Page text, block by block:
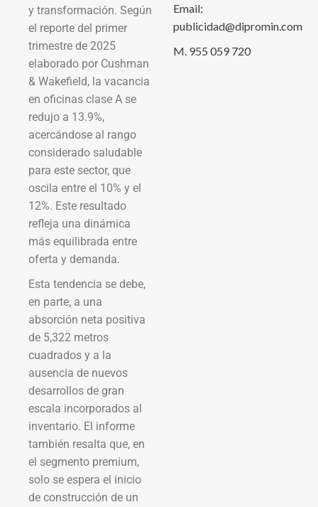
y transformación. Según
el reporte del primer
trimestre de 2025
elaborado por Cushman
& Wakefield, la vacancia
en oficinas clase A se
redujo a 13.9%,
acercándose al rango
considerado saludable
para este sector, que
oscila entre el 10% y el
12%. Este resultado
refleja una dinámica
más equilibrada entre
oferta y demanda.
Esta tendencia se debe,
en parte, a una
absorción neta positiva
de 5,322 metros
cuadrados y a la
ausencia de nuevos
desarrollos de gran
escala incorporados al
inventario. El informe
también resalta que, en
el segmento premium,
solo se espera el inicio
de construcción de un
Email:
publicidad@dipromin.com
M. 955 059 720